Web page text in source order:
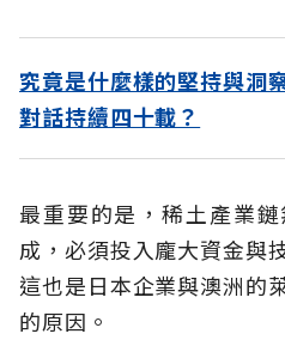
究竟是什麼樣的堅持與洞
對話持續四十載？
最重要的是，稀土產業
成，必須投入龐大資金與
這也是日本企業與澳洲的
的原因。